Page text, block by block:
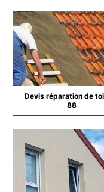
Devis réparation de
88